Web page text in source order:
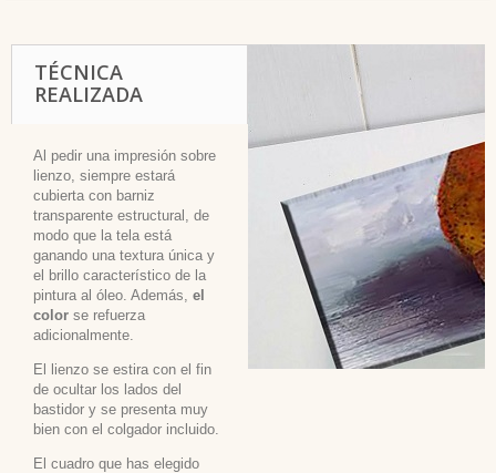
TÉCNICA
REALIZADA
Al pedir una impresión sobre
lienzo, siempre estará
cubierta con barniz
transparente estructural, de
modo que la tela está
ganando una textura única y
el brillo característico de la
pintura al óleo. Además, el
color se refuerza
adicionalmente.
El lienzo se estira con el fin
de ocultar los lados del
bastidor y se presenta muy
bien con el colgador incluido.
El cuadro que has elegido